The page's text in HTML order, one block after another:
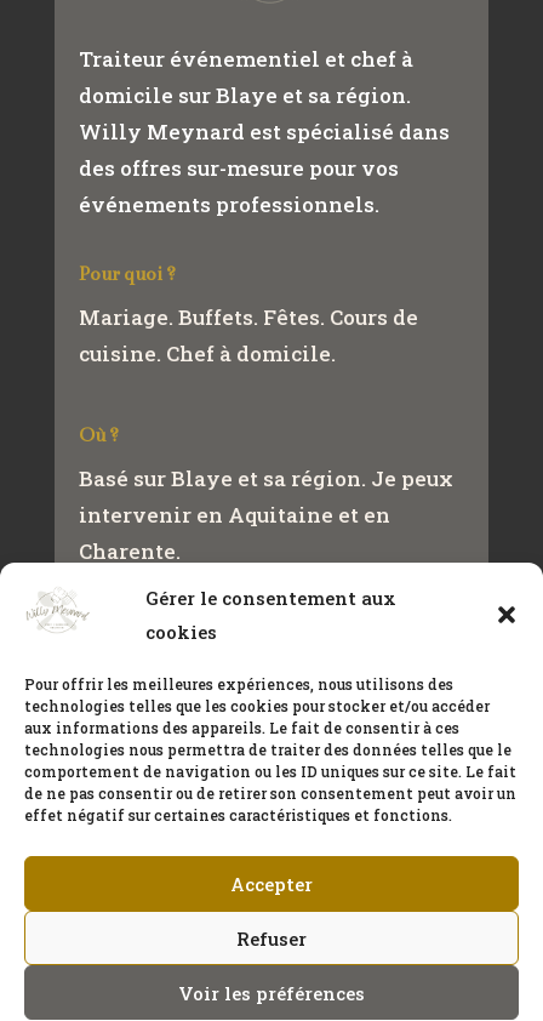
Gérer le consentement aux
cookies
Pour offrir les meilleures expériences, nous utilisons des
technologies telles que les cookies pour stocker et/ou accéder
aux informations des appareils. Le fait de consentir à ces
technologies nous permettra de traiter des données telles que le
comportement de navigation ou les ID uniques sur ce site. Le fait
de ne pas consentir ou de retirer son consentement peut avoir un
effet négatif sur certaines caractéristiques et fonctions.
Accepter
Refuser
Voir les préférences
Traiteur événementiel et chef à
domicile sur Blaye et sa région.
Willy Meynard est spécialisé dans
des offres sur-mesure pour vos
événements professionnels.
Pour quoi ?
Mariage. Buffets. Fêtes. Cours de
cuisine. Chef à domicile.
Où ?
Basé sur Blaye et sa région. Je peux
intervenir en Aquitaine et en
Charente.
Contact
+33(0)650432466
meynardwilly@gmail.com
CONTACT